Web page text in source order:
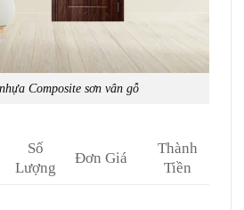
Composite sơn vân gỗ
Số
Lượng
Đơn Giá
Thành
Tiền